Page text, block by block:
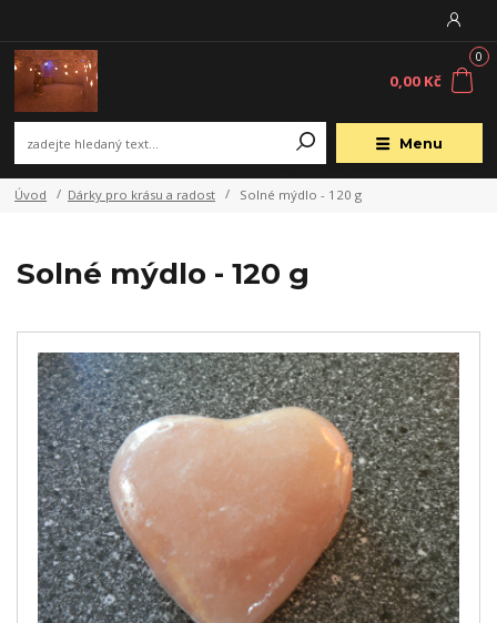
Menu
0
0,00 Kč
Úvod Dárky pro krásu a radost Solné mýdlo - 120 g
Solné mýdlo - 120 g